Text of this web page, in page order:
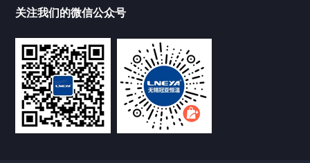
Chamber试验箱
FREEZER低温箱
VOCs冷凝回收装置
关注我们的微信公众号